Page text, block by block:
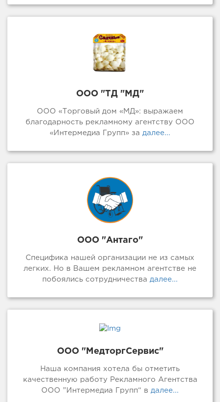
ООО "ТД "МД"
ООО «Торговый дом «МД»: выражаем
благодарность рекламному агентству ООО
«Интермедиа Групп» за далее...
ООО "Антаго"
Специфика нашей организации не из самых
легких. Но в Вашем рекламном агентстве не
побоялись сотрудничества далее...
ООО "МедторгСервис"
Наша компания хотела бы отметить
качественную работу Рекламного Агентства
ООО ”Интермедиа Групп“ в далее...